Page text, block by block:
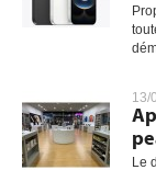
13/
Le